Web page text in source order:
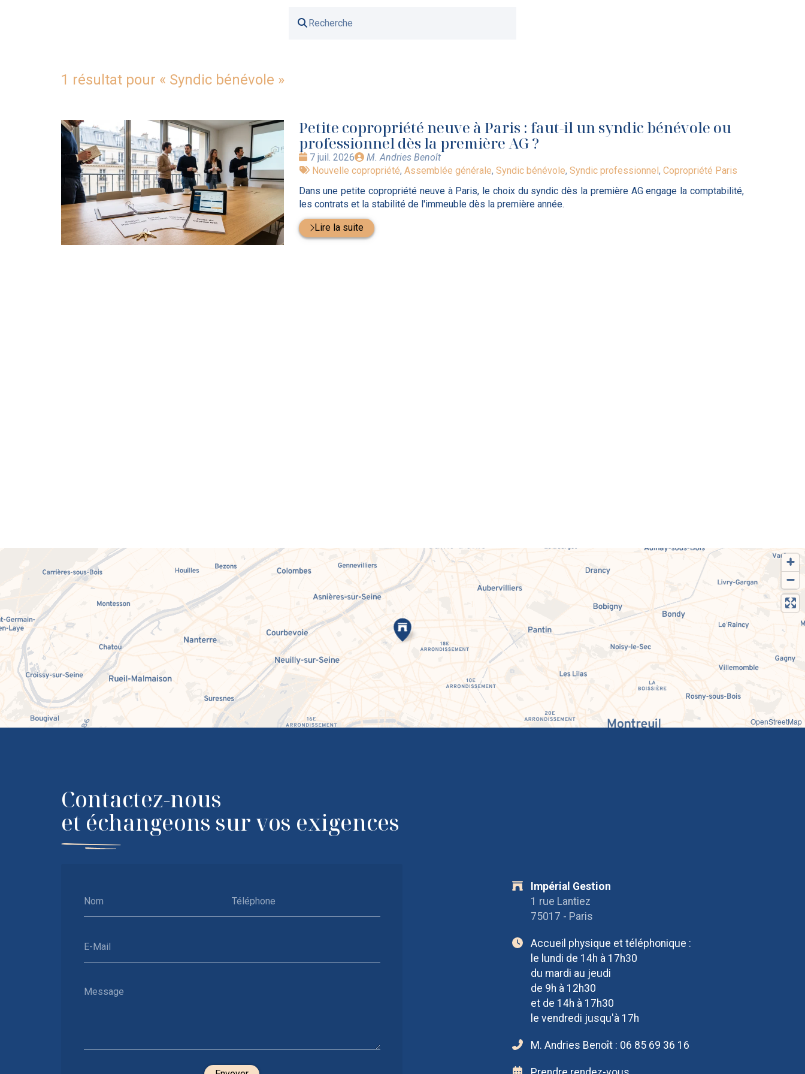
1 résultat pour « Syndic bénévole »
Petite copropriété neuve à Paris : faut-il un syndic bénévole ou
professionnel dès la première AG ?
Date
:
7 juil. 2026
Publié
par
M. Andries Benoît
Tags
Nouvelle copropriété, Assemblée générale, Syndic bénévole, Syndic professionnel, Copropriété Paris
Dans une petite copropriété neuve à Paris, le choix du syndic dès la première AG engage la comptabilité,
les contrats et la stabilité de l'immeuble dès la première année.
Lire la suite
OpenStreetMap
Contactez-nous
et échangeons sur vos exigences
Nom Téléphone
E-Mail
Message
Impérial Gestion
1 rue Lantiez
75017 - Paris
Accueil physique et téléphonique :
le lundi de 14h à 17h30
du mardi au jeudi
de 9h à 12h30
et de 14h à 17h30
le vendredi jusqu'à 17h
M. Andries Benoît : 06 85 69 36 16